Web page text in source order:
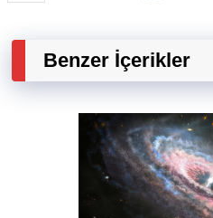
Benzer İçerikler